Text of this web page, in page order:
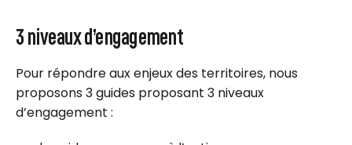
3 niveaux d’engagement
Pour répondre aux enjeux des territoires, nous
proposons 3 guides proposant 3 niveaux
d’engagement :